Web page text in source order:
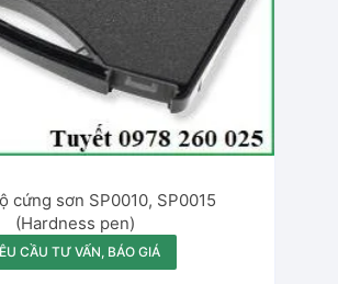
cứng sơn SP0010, SP0015
(Hardness pen)
CẦU TƯ VẤN, BÁO GIÁ